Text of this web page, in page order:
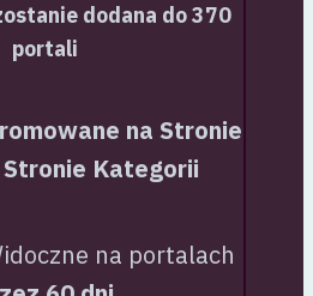
dodana do 370
portali
na Stronie
Stronie Kategorii
na portalach